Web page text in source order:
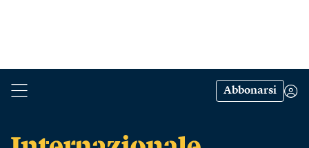
Abbonarsi